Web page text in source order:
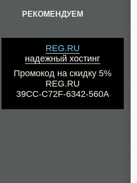
РЕКОМЕНДУЕМ
REG.RU
надежный хостинг
Промокод на скидку 5%
REG.RU
39CC-C72F-6342-560A